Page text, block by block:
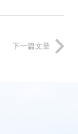
下一篇文章